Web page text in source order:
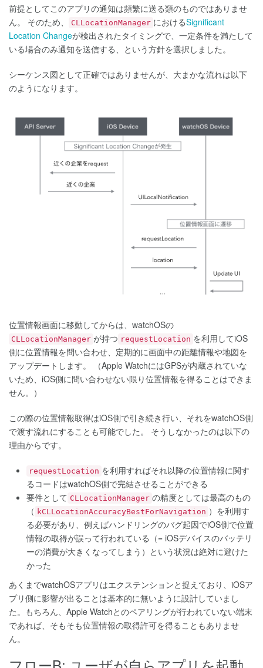
前提としてこのアプリの通知は頻繁に送る類のものではありませ
ん。 そのため、
CLLocationManager におけるSignificant
Location Changeが検出されたタイミングで、一定条件を満たして
いる場合のみ通知を送信する、という方針を選択しました。
シーケンス図として正確ではありませんが、大まかな流れは以下
のようになります。
位置情報画面に移動してからは、watchOSの
CLLocationManager が持つ requestLocation を利用してiOS
側に位置情報を問い合わせ、定期的に画面中の距離情報や地図を
アップデートします。 （Apple WatchにはGPSが内蔵されていな
いため、iOS側に問い合わせない限り位置情報を得ることはできま
せん。）
この際の位置情報取得はiOS側で引き続き行い、それをwatchOS側
で渡す流れにすることも可能でした。 そうしなかったのは以下の
理由からです。
requestLocation を利用すればそれ以降の位置情報に関す
るコードはwatchOS側で完結させることができる
要件として CLLocationManager の精度としては最高のもの
（ kCLLocationAccuracyBestForNavigation ）を利用す
る必要があり、例えばハンドリングのバグ起因でiOS側で位置
情報の取得が誤って行われている（= iOSデバイスのバッテリ
ーの消費が大きくなってしまう）という状況は絶対に避けた
かった
あくまでwatchOSアプリはエクステンションと捉えており、iOSア
プリ側に影響が出ることは基本的に無いように設計していまし
た。もちろん、Apple Watchとのペアリングが行われていない端末
であれば、そもそも位置情報の取得許可を得ることもありませ
ん。